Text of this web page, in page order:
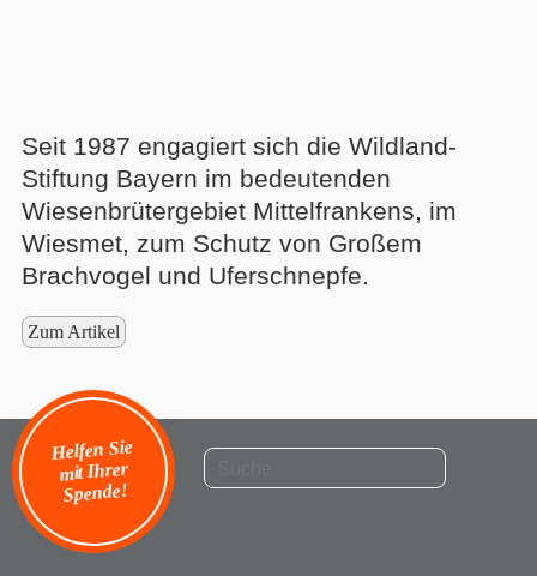
Seit 1987 engagiert sich die Wildland-
Stiftung Bayern im bedeutenden
Wiesenbrütergebiet Mittelfrankens, im
Wiesmet, zum Schutz von Großem
Brachvogel und Uferschnepfe.
Zum Artikel
Helfen Sie
mit Ihrer
Spende!